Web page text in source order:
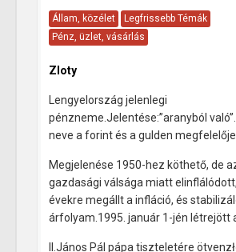
Állam, közélet
Legfrissebb Témák
Pénz, üzlet, vásárlás
Zloty
Lengyelország jelenlegi
pénzneme.Jelentése:”aranyból
neve a forint és a gulden
Megjelenése 1950-hez köthető, de
gazdasági válsága miatt
évekre megállt a infláció, és
árfolyam.1995. január 1-jén létrejött
II.János Pál pápa tiszteletére